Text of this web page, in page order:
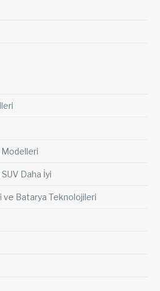
Daha İyi
ve Batarya Teknolojileri